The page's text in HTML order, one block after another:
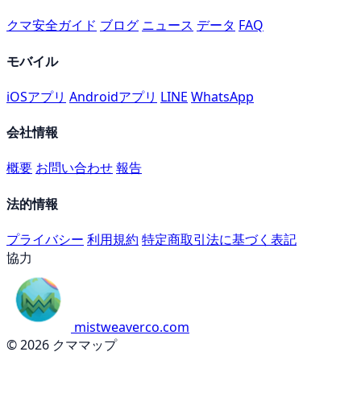
クマ安全ガイド ブログ ニュース データ FAQ
モバイル
iOSアプリ Androidアプリ LINE WhatsApp
会社情報
概要 お問い合わせ報告
法的情報
プライバシー 利用規約 特定商取引法に基づく表記
協力
mistweaverco.com
© 2026 クママップ